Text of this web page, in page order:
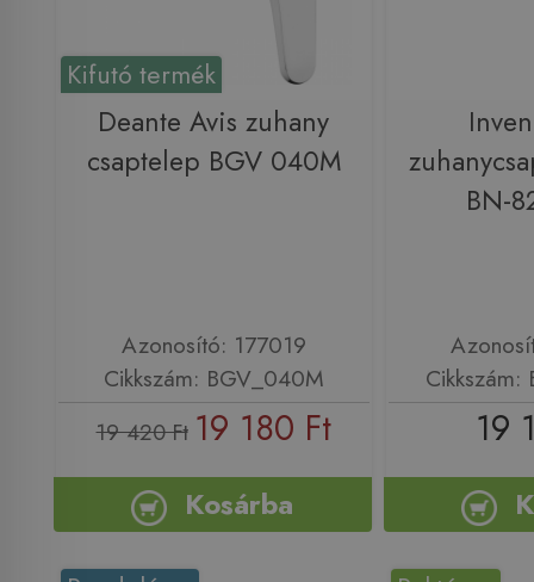
Kifutó termék
Deante Avis zuhany
csaptelep BGV 040M
Azonosító: 177019
Cikkszám: BGV_040M
19 420 Ft 19 180 Ft
Kosárba
BN-
19